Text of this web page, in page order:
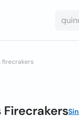
firecrakers